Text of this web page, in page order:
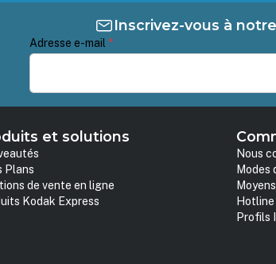
Inscrivez-vous à
Adresse e-mail *
et solutions
Plans
de vente en ligne
Kodak Express
Nous
Modes
Profils